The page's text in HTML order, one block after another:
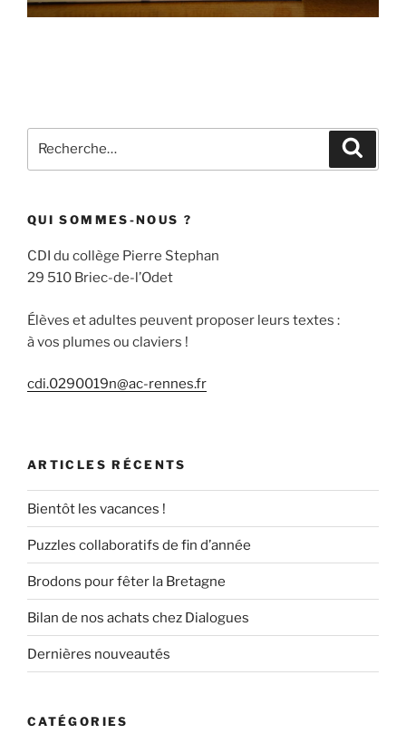
pour
QUI SOMMES-NOUS ?
CDI du collège Pierre Stephan
29 510 Briec-de-l’Odet
Élèves et adultes peuvent proposer leurs textes :
à vos plumes ou claviers !
cdi.0290019n@ac-rennes.fr
ARTICLES RÉCENTS
Bientôt les vacances !
Puzzles collaboratifs de fin d’année
Brodons pour fêter la Bretagne
Bilan de nos achats chez Dialogues
Dernières nouveautés
CATÉGORIES